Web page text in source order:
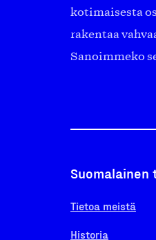
kotimaisesta
rakentaa
Sanoimmeko
Suomalainen
Tietoa meistä
Historia